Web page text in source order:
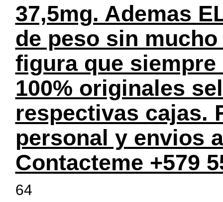
37,5mg. Ademas
de peso sin
figura que
100% originales
respectivas cajas.
personal y envios
Contacteme +579
64